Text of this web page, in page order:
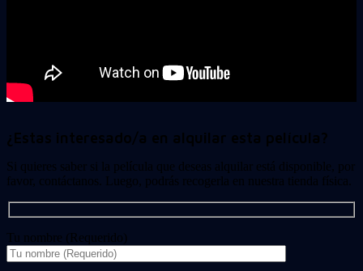
¿Estas interesado/a en alquilar esta película?
Si quieres saber si la película que deseas alquilar está disponible, por
favor, contáctanos. Luego, podrás recogerla en nuestra tienda física.
Tu nombre (Requerido)